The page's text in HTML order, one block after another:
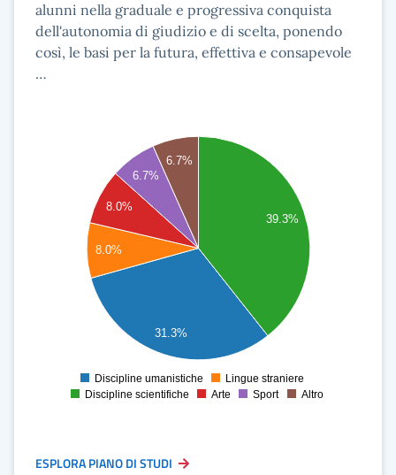
alunni nella graduale e progressiva conquista
dell'autonomia di giudizio e di scelta, ponendo
così, le basi per la futura, effettiva e consapevole
…
31.3%
8.0%
39.3%
8.0%
6.7%
6.7%
Discipline umanistiche
Lingue straniere
Discipline scientifiche
Arte Sport Altro
ESPLORA PIANO DI STUDI